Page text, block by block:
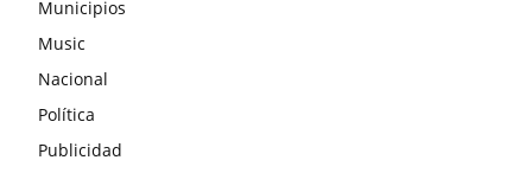
Municipios
Music
Nacional
Política
Publicidad